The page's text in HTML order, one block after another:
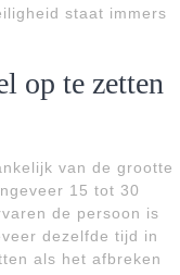
staat immers
op te zetten
van de grootte
15 tot 30
de persoon is
dezelfde tijd in
als het afbreken